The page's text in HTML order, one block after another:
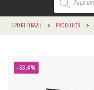
SPORT BRAZIL PRODUTOS
-33.4%